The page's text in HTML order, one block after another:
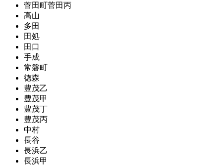
菅田町菅田丙
高山
多田
田処
田口
手成
常磐町
徳森
豊茂乙
豊茂甲
豊茂丁
豊茂丙
中村
長谷
長浜乙
長浜甲